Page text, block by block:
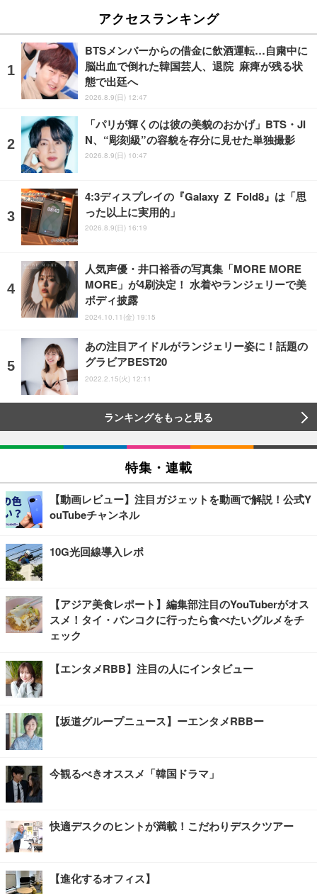
アクセスランキング
BTSメンバーからの借金に飲酒運転…自粛中に
脳出血で倒れた韓国芸人、退院 麻痺が残る状
態で出廷へ
2026.8.9(日) 12:47
「パリが輝くのは彼の美貌のおかげ」BTS・JI
N、“彫刻級”の容貌を存分に見せた単独撮影
2026.8.9(日) 10:47
4:3ディスプレイの『Galaxy Z Fold8』は「思
った以上に実用的」
2026.8.9(日) 16:19
人気声優・井口裕香の写真集「MORE MORE
MORE」が4刷決定！ 水着やランジェリーで美
ボディ披露
2024.10.11(金) 19:15
あの注目アイドルがランジェリー姿に！話題の
グラビアBEST20
2022.2.15(火) 12:11
ランキングをもっと見る
特集・連載
【動画レビュー】注目ガジェットを動画で解説！公式Y
ouTubeチャンネル
10G光回線導入レポ
【アジア美食レポート】編集部注目のYouTuberがオス
スメ！タイ・バンコクに行ったら食べたいグルメをチ
ェック
【エンタメRBB】注目の人にインタビュー
【坂道グループニュース】ーエンタメRBBー
今観るべきオススメ「韓国ドラマ」
快適デスクのヒントが満載！こだわりデスクツアー
【進化するオフィス】